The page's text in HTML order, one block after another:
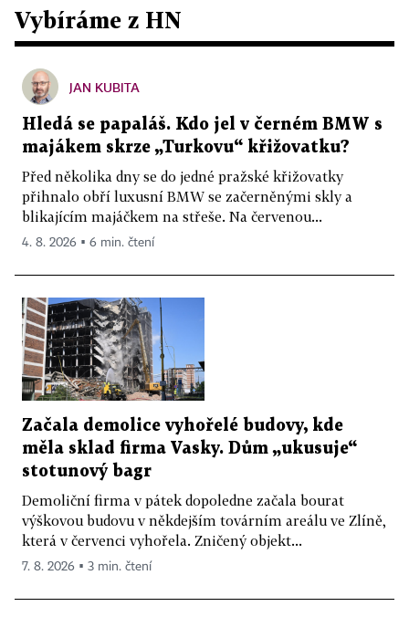
Vybíráme z HN
JAN KUBITA
Hledá se papaláš. Kdo jel v černém BMW s
majákem skrze „Turkovu“ křižovatku?
Před několika dny se do jedné pražské křižovatky
přihnalo obří luxusní BMW se začerněnými skly a
blikajícím majáčkem na střeše. Na červenou...
4. 8. 2026 ▪ 6 min. čtení
Začala demolice vyhořelé budovy, kde
měla sklad firma Vasky. Dům „ukusuje“
stotunový bagr
Demoliční firma v pátek dopoledne začala bourat
výškovou budovu v někdejším továrním areálu ve Zlíně,
která v červenci vyhořela. Zničený objekt...
7. 8. 2026 ▪ 3 min. čtení